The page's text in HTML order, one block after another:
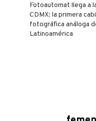
Fotoautomat llega a
CDMX: la primera
fotográfica análoga
Latinoamérica